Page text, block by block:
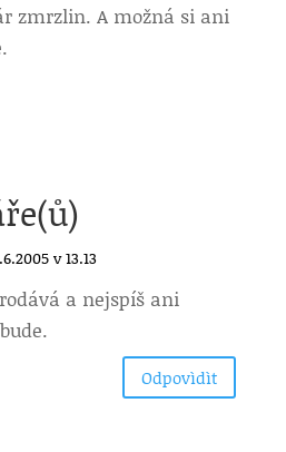
zmrzlin. A možná si ani
v 13.13
a nejspíš ani
Odpovìdìt